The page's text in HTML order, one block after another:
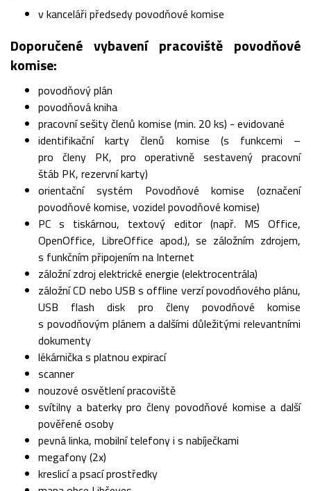
v kanceláři předsedy povodňové komise
Doporučené vybavení pracoviště povodňové
komise:
povodňový plán
povodňová kniha
pracovní sešity členů komise (min. 20 ks) - evidované
identifikační karty členů komise (s funkcemi –
pro členy PK, pro operativně sestavený pracovní
štáb PK, rezervní karty)
orientační systém Povodňové komise (označení
povodňové komise, vozidel povodňové komise)
PC s tiskárnou, textový editor (např. MS Office,
OpenOffice, LibreOffice apod.), se záložním zdrojem,
s funkčním připojením na Internet
záložní zdroj elektrické energie (elektrocentrála)
záložní CD nebo USB s offline verzí povodňového plánu,
USB flash disk pro členy povodňové komise
s povodňovým plánem a dalšími důležitými relevantními
dokumenty
lékárnička s platnou expirací
scanner
nouzové osvětlení pracoviště
svítilny a baterky pro členy povodňové komise a další
pověřené osoby
pevná linka, mobilní telefony i s nabíječkami
megafony (2x)
kreslicí a psací prostředky